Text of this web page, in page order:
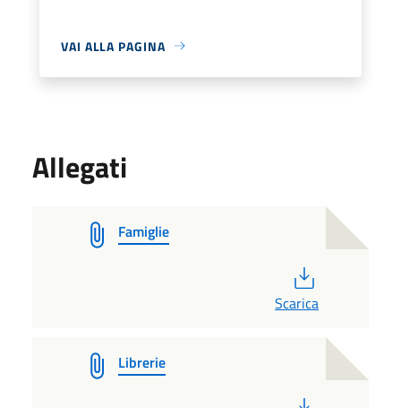
VAI ALLA PAGINA
Allegati
Famiglie
Scarica
Librerie